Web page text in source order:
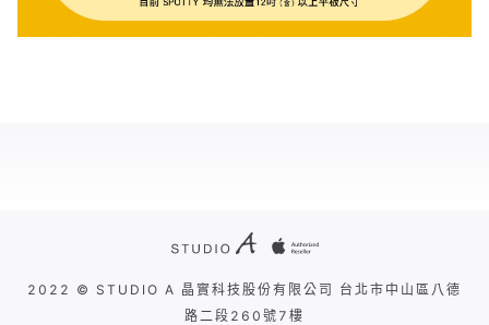
2022 © STUDIO A 晶實科技股份有限公司 台北市中山區八德
路二段260號7樓